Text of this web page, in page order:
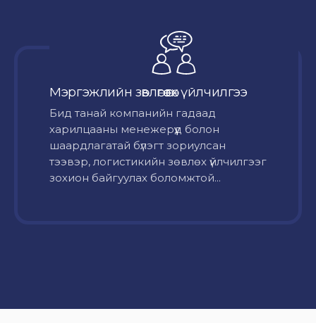
Мэргэжлийн зөвлөгөө өгөх үйлчилгээ
Бид танай компанийн гадаад
харилцааны менежерүүд болон
шаардлагатай бүлэгт зориулсан
тээвэр, логистикийн зөвлөх үйлчилгээг
зохион байгуулах боломжтой...